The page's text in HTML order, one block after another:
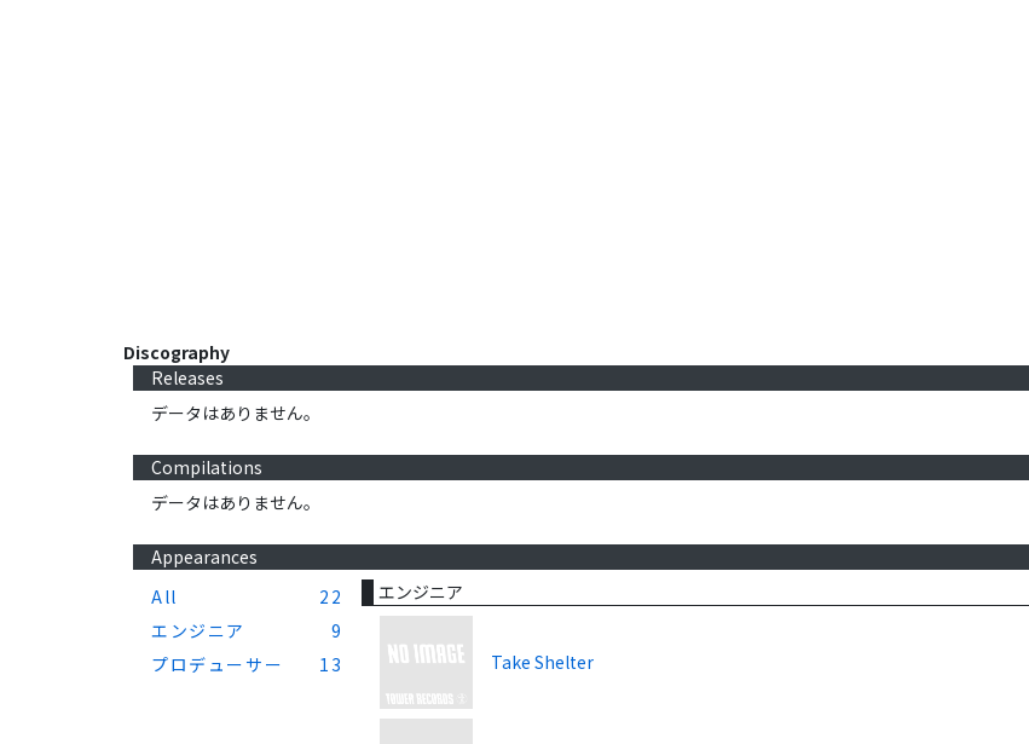
Discography
Releases
データはありません。
Compilations
データはありません。
Appearances
All
22
エンジニア
9
プロデューサー
13
エンジニア
Take Shelter